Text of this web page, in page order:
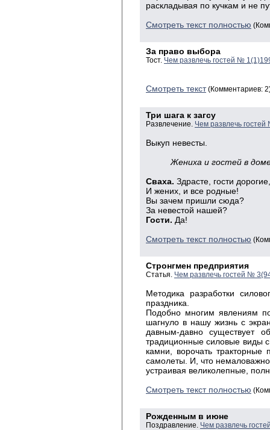
раскладывая по кучкам и не
Смотреть текст полностью
За право выбора
Тост. Чем развлечь гостей №
Смотреть текст(Комментариев:
Три шага к загсу
Развлечение. Чем развлечь
Выкуп невесты.
Жениха и гостей в
Сваха. Здрасте, гости дорогие,
И жених, и все родные!
Вы зачем пришли сюда?
За невестой нашей?
Гости. Да!
Смотреть текст полностью
Стронгмен предприятия
Статья. Чем развлечь гостей №
Методика разработки
праздника.
Подобно многим явлениям
шагну­ло в нашу жизнь с
давным-давно существует
традиционные силовые виды
камни, ворочать тракторные
самолеты. И, что
устраивая великолепные,
Смотреть текст полностью
Рожденным в июне
Поздравление. Чем развлечь